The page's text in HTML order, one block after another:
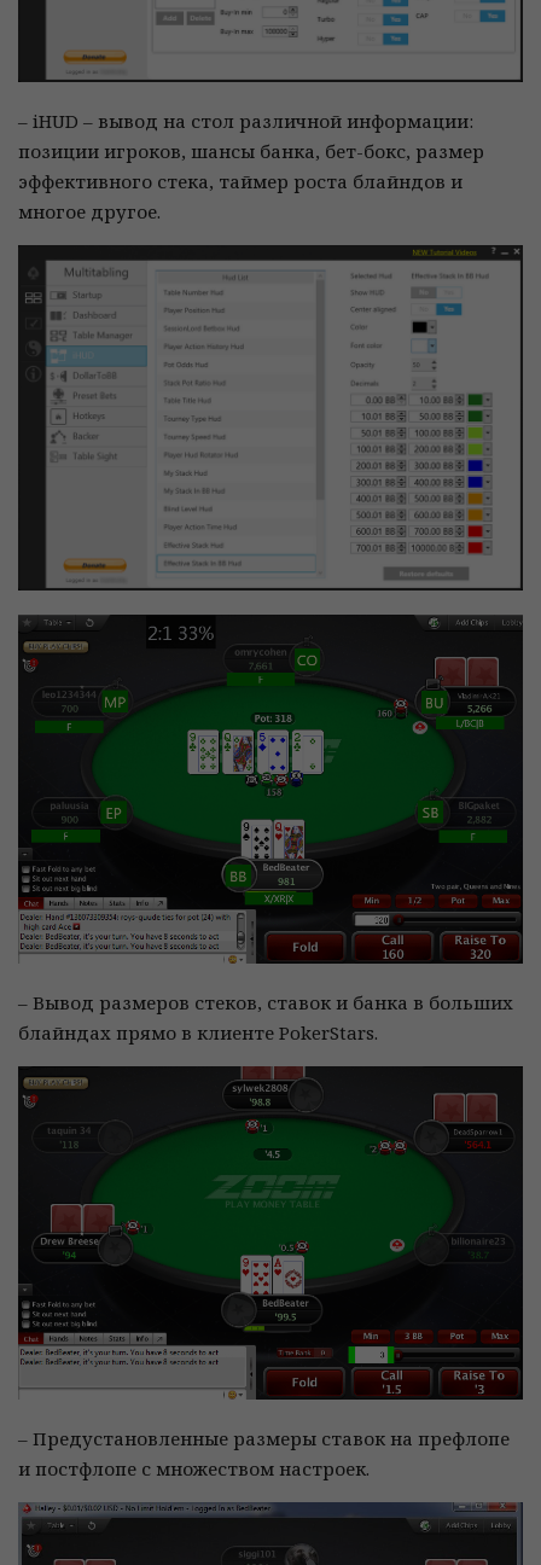
– iHUD – вывод на стол различной информации:
позиции игроков, шансы банка, бет-бокс, размер
эффективного стека, таймер роста блайндов и
многое другое.
– Вывод размеров стеков, ставок и банка в больших
блайндах прямо в клиенте PokerStars.
– Предустановленные размеры ставок на префлопе
и постфлопе с множеством настроек.